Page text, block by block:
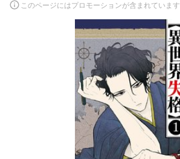
このページにはプロモーションが含まれています